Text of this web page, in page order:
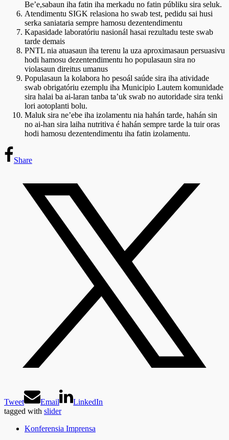
Be’e,sabaun iha fatin iha merkadu no fatin públiku sira seluk.
Atendimentu SIGK relasiona ho swab test, pedidu sai husi
serka saniataria sempre hamosu dezentendimentu
Kapasidade laboratóriu nasionál hasai rezultadu teste swab
tarde demais
PNTL nia atuasaun iha terenu la uza aproximasaun persuasivu
hodi hamosu dezentendimentu ho populasaun sira no
violasaun direitus umanus
Populasaun la kolabora ho pesoál saúde sira iha atividade
swab obrigatóriu ezemplu iha Municipio Lautem komunidade
sira halai ba ai-laran tanba ta’uk swab no autoridade sira tenki
lori aotoplanti bolu.
Maluk sira ne’ebe iha izolamentu nia hahán tarde, hahán sin
no ai-han sira laiha nutritiva é hahán sempre tarde la tuir oras
hodi hamosu dezentendimentu iha fatin izolamentu.
Share
Tweet Email
LinkedIn
tagged with slider
Konferensia Imprensa